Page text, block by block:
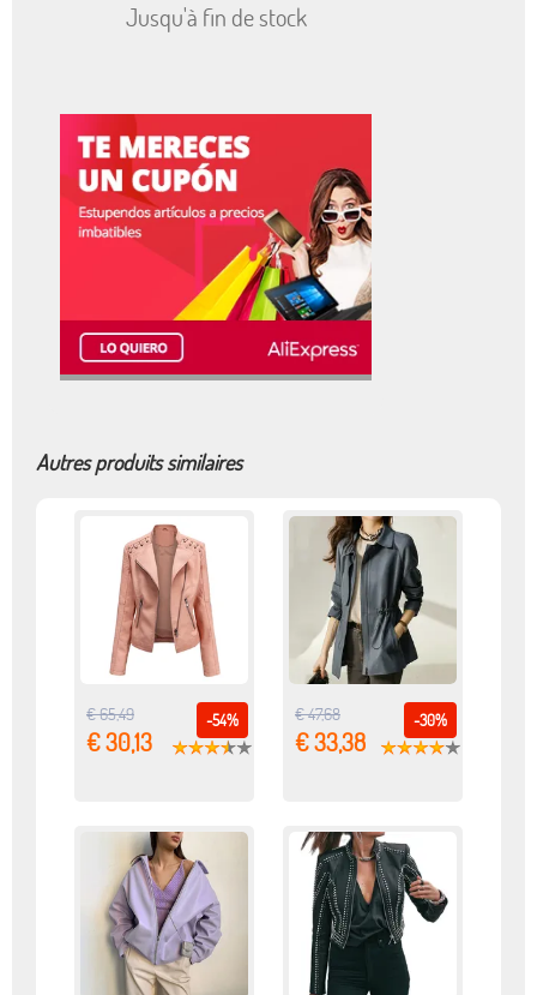
Jusqu'à fin de stock
Autres produits similaires
-54%
€ 65,49
€ 30,13
-30%
€ 47,68
€ 33,38